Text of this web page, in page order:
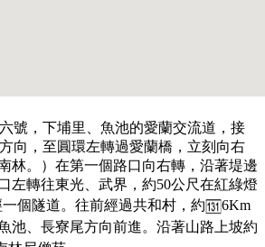
號，下埔里、魚池的愛蘭交流道，接
向，至圓環左轉過愛蘭橋，立刻向右
林。）在第一個路口向右轉，沿著堤邊
左轉往東光、武界，約50公尺在紅綠燈
個隧道。往前經過共和村，約
6Km
池、長寮尾方向前進。沿著山路上坡約